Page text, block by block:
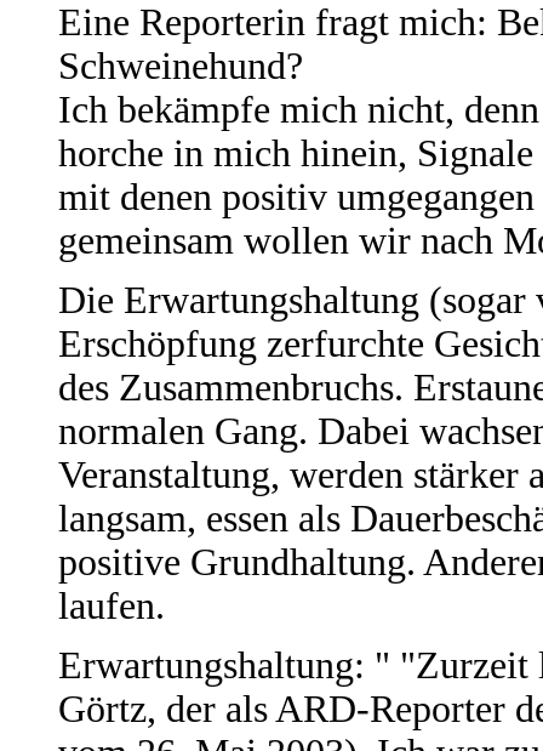
Eine Reporterin fragt mich:
Schweinehund?
Ich bekämpfe mich nicht,
horche in mich hinein,
mit denen positiv
gemeinsam wollen wir nach
Die Erwartungshaltung (sogar
Erschöpfung zerfurchte
des Zusammenbruchs.
normalen Gang. Dabei
Veranstaltung, werden stärker
langsam, essen als
positive Grundhaltung.
laufen.
Erwartungshaltung: "
Görtz, der als ARD-Reporter